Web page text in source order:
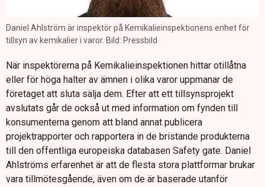
Daniel Ahlström är inspektör på Kemikalieinspektionens enhet för
tillsyn av kemikalier i varor. Bild: Pressbild
När inspektörerna på Kemikalieinspektionen hittar otillåtna
eller för höga halter av ämnen i olika varor uppmanar de
företaget att sluta sälja dem. Efter att ett tillsynsprojekt
avslutats går de också ut med information om fynden till
konsumenterna genom att bland annat publicera
projektrapporter och rapportera in de bristande produkterna
till den offentliga europeiska databasen Safety gate. Daniel
Ahlströms erfarenhet är att de flesta stora plattformar brukar
vara tillmötesgående, även om de är baserade utanför